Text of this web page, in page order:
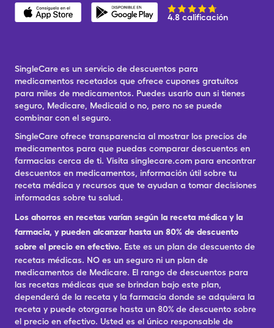
4.8 calificación
SingleCare es un servicio de descuentos para
medicamentos recetados que ofrece cupones gratuitos
para miles de medicamentos. Puedes usarlo aun si tienes
seguro, Medicare, Medicaid o no, pero no se puede
combinar con el seguro.
SingleCare ofrece transparencia al mostrar los precios de
medicamentos para que puedas comparar descuentos en
farmacias cerca de ti. Visita singlecare.com para encontrar
descuentos en medicamentos, información útil sobre tu
receta médica y recursos que te ayudan a tomar decisiones
informadas sobre tu salud.
Los ahorros en recetas varían según la receta médica y la
farmacia, y pueden alcanzar hasta un 80% de descuento
sobre el precio en efectivo. Este es un plan de descuento de
recetas médicas. NO es un seguro ni un plan de
medicamentos de Medicare. El rango de descuentos para
las recetas médicas que se brindan bajo este plan,
dependerá de la receta y la farmacia donde se adquiera la
receta y puede otorgarse hasta un 80% de descuento sobre
el precio en efectivo. Usted es el único responsable de